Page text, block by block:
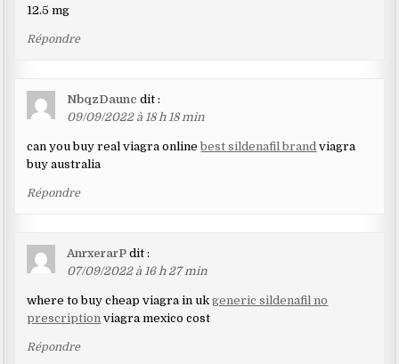
12.5 mg
Répondre
NbqzDaunc dit :
09/09/2022 à 18 h 18 min
can you buy real viagra onlinebest sildenafil brand viagra
buy australia
Répondre
AnrxerarP dit :
07/09/2022 à 16 h 27 min
where to buy cheap viagra in ukgeneric sildenafil no
prescription viagra mexico cost
Répondre